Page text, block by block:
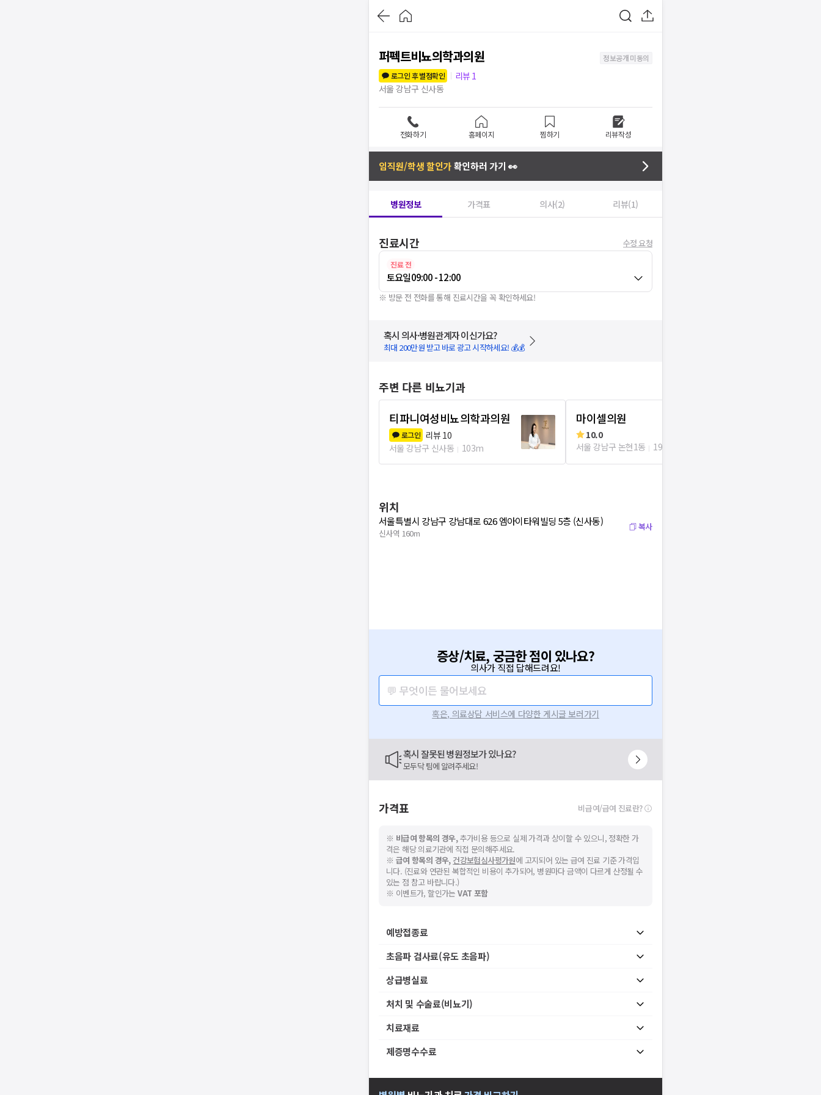
퍼펙트비뇨의학과의원
정보공개 미동의
로그인 후 별점확인
리뷰 1
서울 강남구 신사동
전화하기 홈페이지 찜하기 리뷰작성
임직원/학생 할인가확인하러 가기 👀
병원정보 가격표 의사(2) 리뷰(1)
진료시간 수정 요청
진료 전
토요일09:00 - 12:00
※ 방문 전 전화를 통해 진료시간을 꼭 확인하세요!
혹시 의사·병원관계자 이신가요?
최대 200만원 받고 바로 광고 시작하세요! 💰💰
주변 다른 비뇨기과
티파니여성비뇨의학과의원
로그인 리뷰 10
서울 강남구 신사동
103m
마이셀의원
10.0
서울 강남구 논현1동
198m
위치
서울특별시 강남구 강남대로 626 엠아이타워빌딩 5층 (신사동)
신사역 160m
복사
증상/치료, 궁금한 점이 있나요?
의사가 직접 답해드려요!
💬 무엇이든 물어보세요
혹은, 의료상담 서비스에 다양한 게시글 보러가기
혹시 잘못된 병원정보가 있나요?
모두닥 팀에 알려주세요!
가격표 비급여/급여 진료란?
※ 비급여 항목의 경우,추가비용 등으로 실제 가격과 상이할 수 있으니, 정확한 가
격은 해당 의료기관에 직접 문의해주세요.
※ 급여 항목의 경우, 건강보험심사평가원에 고지되어 있는 급여 진료 기준 가격입
니다. (진료와 연관된 복합적인 비용이 추가되어, 병원마다 금액이 다르게 산정될 수
있는 점 참고 바랍니다.)
※ 이벤트가, 할인가는VAT 포함
예방접종료
초음파 검사료(유도 초음파)
상급병실료
처치 및 수술료(비뇨기)
치료재료
제증명수수료